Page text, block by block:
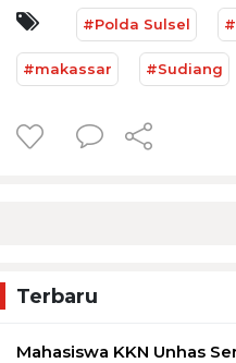
#Polda Sulsel
#makassar #Sudiang
Terbaru
Mahasiswa KKN Unhas